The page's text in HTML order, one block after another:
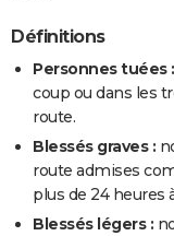
Définitions
Personnes tuées :
coup ou dans les
route.
Blessés graves :
route admises
plus de 24 heures
Blessés légers :